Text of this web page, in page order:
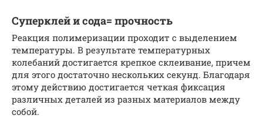
Суперклей и сода= прочность
Реакция полимеризации проходит с выделением
температуры. В результате температурных
колебаний достигается крепкое склеивание, причем
для этого достаточно нескольких секунд. Благодаря
этому действию достигается четкая фиксация
различных деталей из разных материалов между
собой.